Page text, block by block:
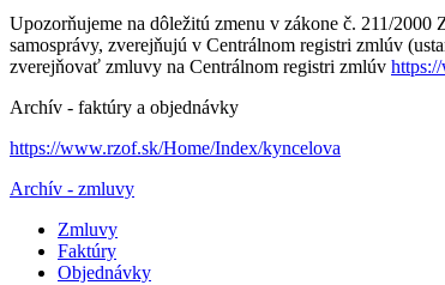
Upozorňujeme na dôležitú zmenu v zákone č. 211/
samosprávy, zverejňujú v Centrálnom registri zmlúv
zverejňovať zmluvy na Centrálnom registri zmlúv
Archív - faktúry a objednávky
https://www.rzof.sk/Home/Index/kyncelova
Archív - zmluvy
Zmluvy
Faktúry
Objednávky